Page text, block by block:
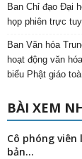
Ban Chỉ đạo Đại
họp phiên trực
Ban Văn hóa
hoạt động văn
biểu Phật giáo
BÀI XEM
Cô phóng
bản...